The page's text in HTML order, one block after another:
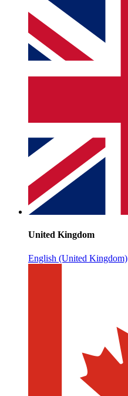
United Kingdom
English (United Kingdom)